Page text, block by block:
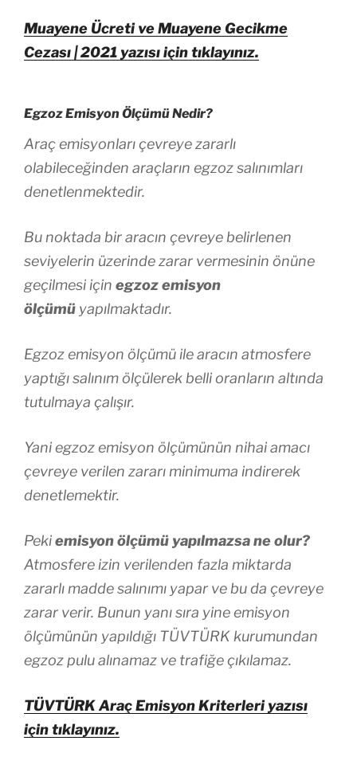
Muayene Ücreti ve Muayene Gecikme
Cezası | 2021 yazısı için tıklayınız.
Egzoz Emisyon Ölçümü Nedir?
Araç emisyonları çevreye zararlı
olabileceğinden araçların egzoz salınımları
denetlenmektedir.
Bu noktada bir aracın çevreye belirlenen
seviyelerin üzerinde zarar vermesinin önüne
geçilmesi için egzoz emisyon
ölçümü yapılmaktadır.
Egzoz emisyon ölçümü ile aracın atmosfere
yaptığı salınım ölçülerek belli oranların altında
tutulmaya çalışır.
Yani egzoz emisyon ölçümünün nihai amacı
çevreye verilen zararı minimuma indirerek
denetlemektir.
Pekiemisyon ölçümü yapılmazsa ne olur?
Atmosfere izin verilenden fazla miktarda
zararlı madde salınımı yapar ve bu da çevreye
zarar verir. Bunun yanı sıra yine emisyon
ölçümünün yapıldığı TÜVTÜRK kurumundan
egzoz pulu alınamaz ve trafiğe çıkılamaz.
TÜVTÜRK Araç Emisyon Kriterleri yazısı
için tıklayınız.